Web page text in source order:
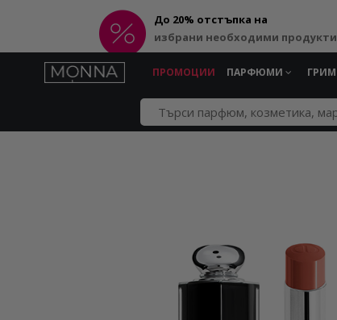
До 20% отстъпка на
избрани необходими продукти
ПРОМОЦИИ ПАРФЮМИ ГРИМ